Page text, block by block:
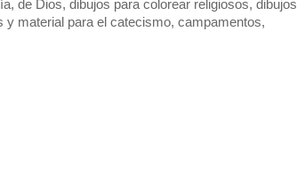
de Dios, dibujos para colorear religiosos, dibujos
y material para el catecismo, campamentos,